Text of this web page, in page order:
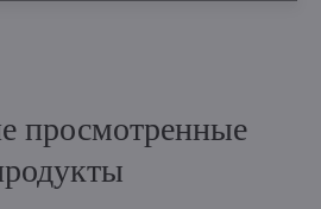
просмотренные